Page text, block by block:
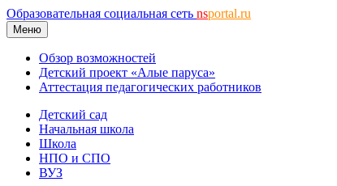
Образовательная социальная сеть nsportal.ru
Меню
Обзор возможностей
Детский проект «Алые паруса»
Аттестация педагогических работников
Детский сад
Начальная школа
Школа
НПО и СПО
ВУЗ